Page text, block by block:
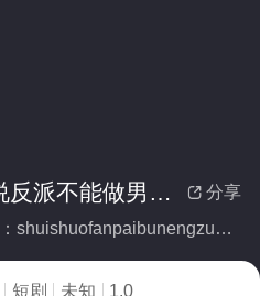
 分享
谁说反派不能做男主(全集)
别名：shuishuofanpaibunengzuonanzhu
短剧 未知
1.0